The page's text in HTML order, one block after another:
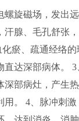
旋磁场，发出
汗腺、毛孔舒张
瘀、疏通经络
达深部病体。
部病灶，产生
。 4、脉冲刺